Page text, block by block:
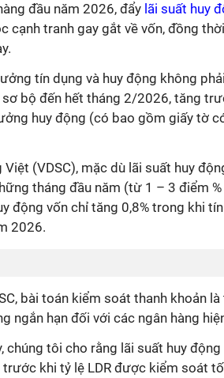
đầu năm 2026, đẩy lãi suất huy
cạnh tranh gay gắt về vốn, đồng
tín dụng và huy động không
sơ bộ đến hết tháng 2/2026, tăng
huy động (có bao gồm giấy tờ
(VDSC), mặc dù lãi suất huy
tháng đầu năm (từ 1 – 3 điểm
động vốn chỉ tăng 0,8% trong khi
2026.
bài toán kiểm soát thanh khoản
ngắn hạn đối với các ngân hàng
chúng tôi cho rằng lãi suất huy động
khi tỷ lệ LDR được kiểm soát